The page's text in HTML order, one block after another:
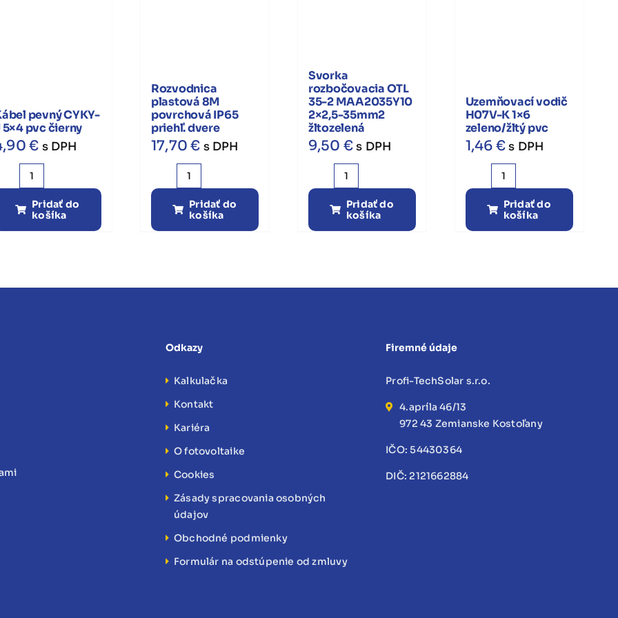
pevný CYKY-
5×4 pvc čierny
€ s DPH
množstvo
Kábel
pevný
CYKY-
Pridať do
košíka
Rozvodnica
plastová 8M
povrchová IP65
priehľ. dvere
17,70€ s DPH
množstvo
Rozvodnica
plastová
8M
Pridať do
košíka
Svorka
rozbočovacia OTL
35-2 MAA2035Y10
2×2,5-35mm2
žltozelená
9,50 € s DPH
množstvo
Svorka
rozbočovacia
OTL
Pridať do
košíka
Uzemňovací vodič
H07V-K 1×6
zeleno/žltý pvc
1,46 € s DPH
množstvo
Uzemňovací
vodič
H07V-
Pridať do
košíka
Odkazy
Kalkulačka
Kontakt
Kariéra
O fotovoltaike
Cookies
Zásady spracovania osobných
údajov
Obchodné podmienky
Formulár na odstúpenie od zmluvy
Firemné údaje
Profi-TechSolar s.r.o.
4.apríla 46/13
972 43 Zemianske Kostoľany
IČO: 54430364
DIČ: 2121662884